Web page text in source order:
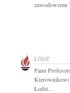
zawodowemu
ŁÓDŹ
Panu
Łodzi...